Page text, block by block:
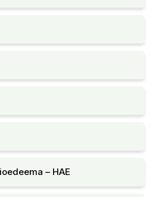
– HAE